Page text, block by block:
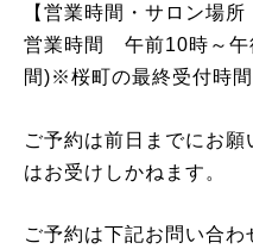
【営業時間・サロン場所
営業時間 午前10時～午
間)※桜町の最終受付時間
ご予約は前日までにお
はお受けしかねます。
ご予約は下記お問い合わ